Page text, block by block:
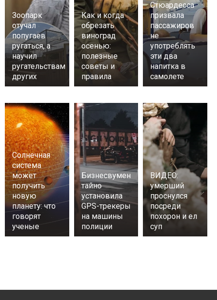
Зоопарк
отучал
попугаев
ругаться, а
научил
ругательствам
других
Как и когда
обрезать
виноград
осенью:
полезные
советы и
правила
Стюардесса
призвала
пассажиров
не
употреблять
эти два
напитка в
самолете
Солнечная
система
может
получить
новую
планету: что
говорят
ученые
Бизнесвумен
тайно
установила
GPS-трекеры
на машины
полиции
ВИДЕО:
умерший
проснулся
посреди
похорон и ел
суп